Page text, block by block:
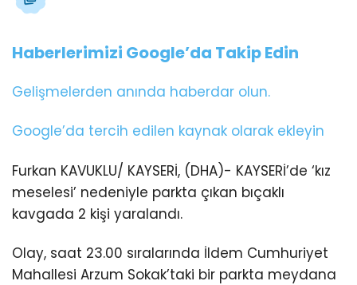
Haberlerimizi Google’da Takip Edin
Gelişmelerden anında haberdar olun.
Google’da tercih edilen kaynak olarak ekleyin
Furkan KAVUKLU/ KAYSERİ, (DHA)- KAYSERİ’de ‘kız
meselesi’ nedeniyle parkta çıkan bıçaklı
kavgada 2 kişi yaralandı.
Olay, saat 23.00 sıralarında İldem Cumhuriyet
Mahallesi Arzum Sokak’taki bir parkta meydana